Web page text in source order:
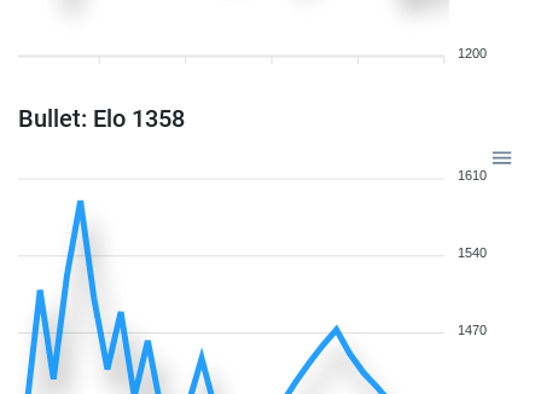
1200
Bullet: Elo 1358
1610
1540
1470